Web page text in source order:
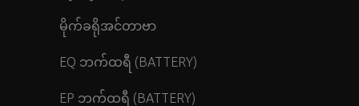
မိုက်ခရိုအင်တာဗာ
EQ ဘက်ထရီ (BATTERY)
EP ဘက်ထရီ (BATTERY)